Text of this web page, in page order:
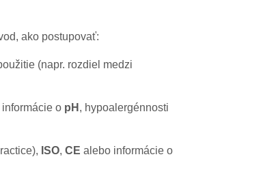
ako postupovať:
(napr. rozdiel medzi
o pH , hypoalergénnosti
ISO, CE alebo informácie o